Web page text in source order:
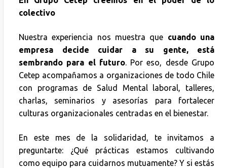
colectivo
Nuestra experiencia nos muestra que cuando una
empresa decide cuidar a su gente, está
sembrando para el futuro. Por eso, desde Grupo
Cetep acompañamos a organizaciones de todo Chile
con programas de Salud Mental laboral, talleres,
charlas, seminarios y asesorías para fortalecer
culturas organizacionales centradas en el bienestar.
En este mes de la solidaridad, te invitamos a
preguntarte: ¿Qué prácticas estamos cultivando
como equipo para cuidarnos mutuamente? Y si estás